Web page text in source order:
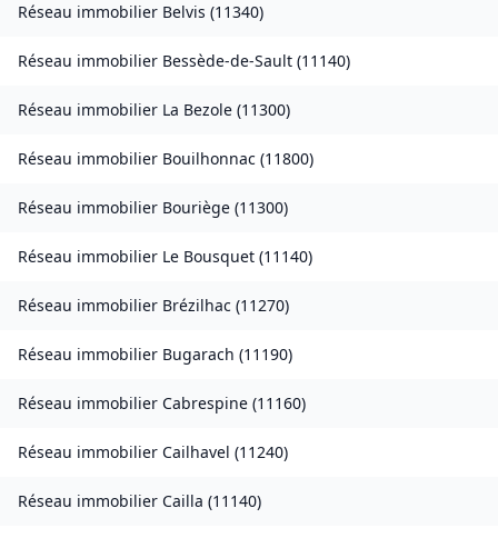
Réseau immobilier Belvis (11340)
Réseau immobilier Bessède-de-Sault (11140)
Réseau immobilier La Bezole (11300)
Réseau immobilier Bouilhonnac (11800)
Réseau immobilier Bouriège (11300)
Réseau immobilier Le Bousquet (11140)
Réseau immobilier Brézilhac (11270)
Réseau immobilier Bugarach (11190)
Réseau immobilier Cabrespine (11160)
Réseau immobilier Cailhavel (11240)
Réseau immobilier Cailla (11140)